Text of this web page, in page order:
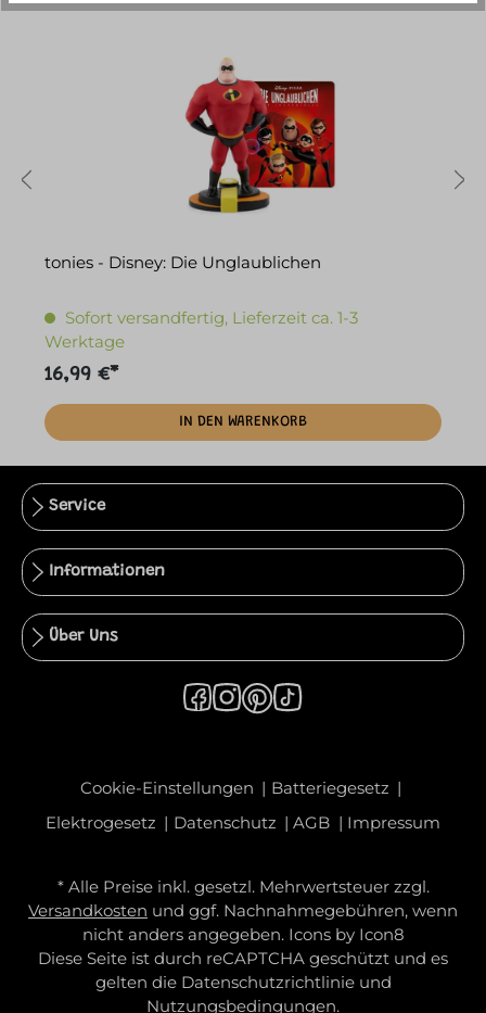
tonies - Disney: Die Unglaublichen
Sofort versandfertig, Lieferzeit ca. 1-3
Werktage
16,99 €*
IN DEN WARENKORB
Service
Informationen
Über Uns
Cookie-Einstellungen
Batteriegesetz
Elektrogesetz
Datenschutz AGB Impressum
* Alle Preise inkl. gesetzl. Mehrwertsteuer zzgl.
Versandkosten und ggf. Nachnahmegebühren, wenn
nicht anders angegeben. Icons by Icon8
Diese Seite ist durch reCAPTCHA geschützt und es
gelten die Datenschutzrichtlinieund
Nutzungsbedingungen.